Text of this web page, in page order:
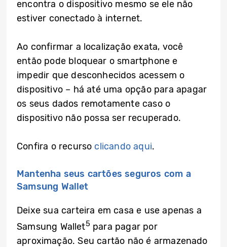
encontra o dispositivo mesmo se ele não
estiver conectado à internet.
Ao confirmar a localização exata, você
então pode bloquear o smartphone e
impedir que desconhecidos acessem o
dispositivo – há até uma opção para apagar
os seus dados remotamente caso o
dispositivo não possa ser recuperado.
Confira o recurso clicando aqui.
Mantenha seus cartões seguros com a
Samsung Wallet
Deixe sua carteira em casa e use apenas a
Samsung Wallet5para pagar por
aproximação. Seu cartão não é armazenado